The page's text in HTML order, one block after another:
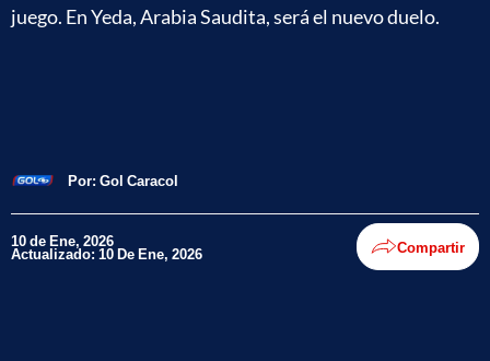
juego. En Yeda, Arabia Saudita, será el nuevo duelo.
Por: Gol Caracol
10 de Ene, 2026
Actualizado: 10 De Ene, 2026 Compartir